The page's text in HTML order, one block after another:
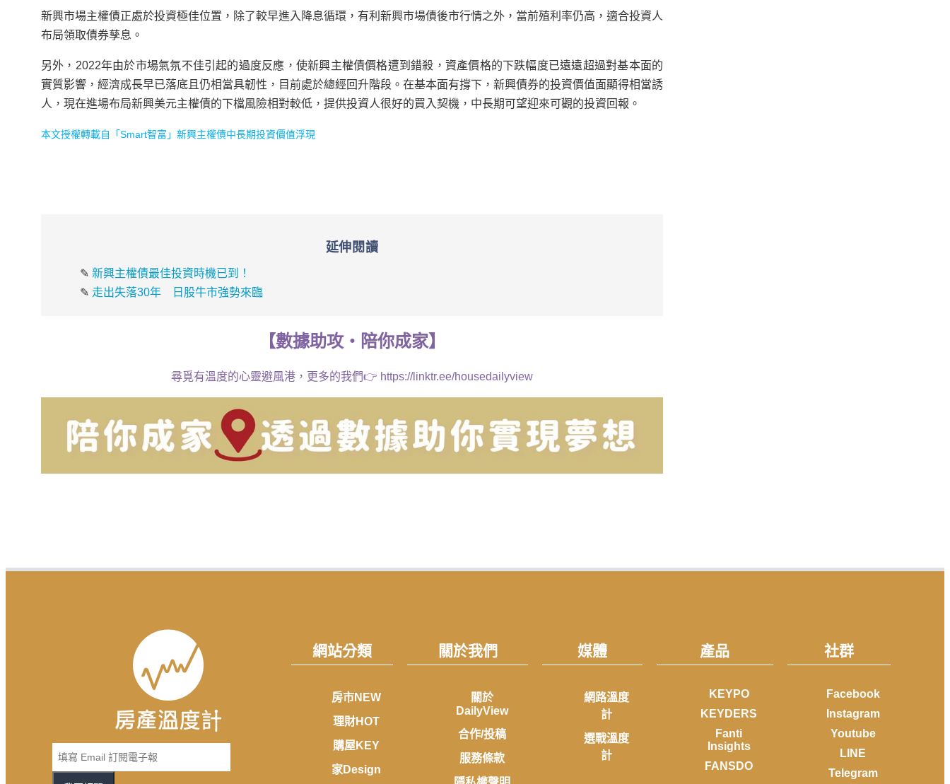
新興市場主權債正處於投資極佳位置，除了較早進入降息循環，有利新興市場債後市行情之外，當前殖利率仍高，適合投資人
布局領取債券孳息。
另外，2022年由於市場氣氛不佳引起的過度反應，使新興主權債價格遭到錯殺，資產價格的下跌幅度已遠遠超過對基本面的
實質影響，經濟成長早已落底且仍相當具韌性，目前處於總經回升階段。在基本面有撐下，新興債券的投資價值面顯得相當誘
人，現在進場布局新興美元主權債的下檔風險相對較低，提供投資人很好的買入契機，中長期可望迎來可觀的投資回報。
本文授權轉載自「Smart智富」 新興主權債中長期投資價值浮現
延伸閱讀
✎ 新興主權債最佳投資時機已到！
✎ 走出失落30年 日股牛市強勢來臨
【數據助攻・ 陪你成家】
尋覓有溫度的心靈避風港，更多的我們👉 https://linktr.ee/housedailyview
網站分類
房市NEW
理財HOT
購屋KEY
家Design
關於我們
關於
DailyView
合作/投稿
服務條款
媒體
網路溫度
計
選戰溫度
計
產品
KEYPO
KEYDERS
Fanti
Insights
FANSDO
社群
Facebook
Instagram
Youtube
LINE
Telegram